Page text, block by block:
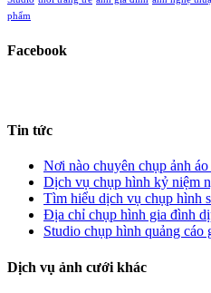
phẩm
Facebook
Tin tức
Nơi nào chuyên chụp ảnh
Dịch vụ chụp hình kỷ niệm
Tìm hiểu dịch vụ chụp hình
Địa chỉ chụp hình gia đình
Studio chụp hình quảng cáo
Dịch vụ ảnh cưới khác